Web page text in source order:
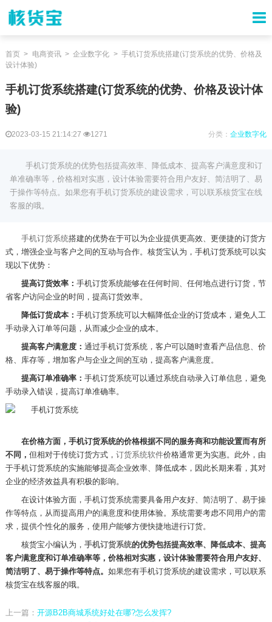
首页 电商资讯 企业数字化
手机订货系统搭建(订货系统的优势、价格及
设计体验)
手机订货系统搭建(订货系统的优势、价格及设计体
验)
2023-03-15 21:14:27 1271 分类：企业数字化
手机订货系统的优势包括提高效率、降低成本、提高客户满意度和订
单准确率等，价格相对实惠，设计体验需要符合用户友好、简洁明了、易
于操作等特点。如果您有手机订货系统的建设需求，可以联系核货宝在线
客服的哦。
手机订货系统搭建的优势在于可以为企业提供更高效、更便捷的订货方
式，增强企业与客户之间的互动与合作。核货宝认为，手机订货系统可以实
现以下优势：
提高订货效率： 手机订货系统能够在任何时间、任何地点进行订货，节
省客户访问企业的时间，提高订货效率。
降低订货成本： 手机订货系统可以大幅降低企业的订货成本，避免人工
手动录入订单等问题，从而减少企业的成本。
提高客户满意度： 通过手机订货系统，客户可以随时查看产品信息、价
格、库存等，增加客户与企业之间的互动，提高客户满意度。
提高订单准确率： 手机订货系统可以通过系统自动录入订单信息，避免
手动录入错误，提高订单准确率。
在价格方面，手机订货系统的价格根据不同的服务商和功能设置而有所
不同， 但相对于传统订货方式， 订货系统软件价格通常更为实惠。此外，由
于手机订货系统的实施能够提高企业效率、降低成本，因此长期来看，其对
企业的经济效益具有积极的影响。
在设计体验方面，手机订货系统需要具备用户友好、简洁明了、易于操
作等特点，从而提高用户的满意度和使用体验。系统需要考虑不同用户的需
求，提供个性化的服务，使用户能够方便快捷地进行订货。
核货宝小编认为， 手机订货系统的优势包括提高效率、降低成本、提高
客户满意度和订单准确率等，价格相对实惠，设计体验需要符合用户友好、
简洁明了、易于操作等特点。 如果您有手机订货系统的建设需求，可以联系
核货宝在线客服的哦。
上一篇： 开源B2B商城系统好处在哪?怎么发挥?